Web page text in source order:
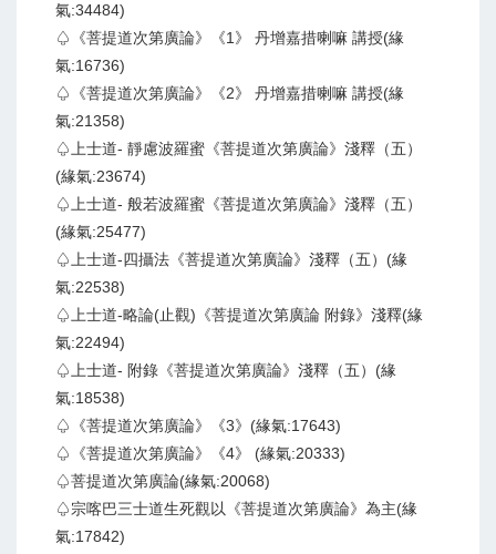
氣:34484)
♤《菩提道次第廣論》《1》 丹增嘉措喇嘛 講授(緣
氣:16736)
♤《菩提道次第廣論》《2》 丹增嘉措喇嘛 講授(緣
氣:21358)
♤上士道- 靜慮波羅蜜《菩提道次第廣論》淺釋（五）
(緣氣:23674)
♤上士道- 般若波羅蜜《菩提道次第廣論》淺釋（五）
(緣氣:25477)
♤上士道-四攝法《菩提道次第廣論》淺釋（五）(緣
氣:22538)
♤上士道-略論(止觀)《菩提道次第廣論 附錄》淺釋(緣
氣:22494)
♤上士道- 附錄《菩提道次第廣論》淺釋（五）(緣
氣:18538)
♤《菩提道次第廣論》《3》(緣氣:17643)
♤《菩提道次第廣論》《4》 (緣氣:20333)
♤菩提道次第廣論(緣氣:20068)
♤宗喀巴三士道生死觀以《菩提道次第廣論》為主(緣
氣:17842)